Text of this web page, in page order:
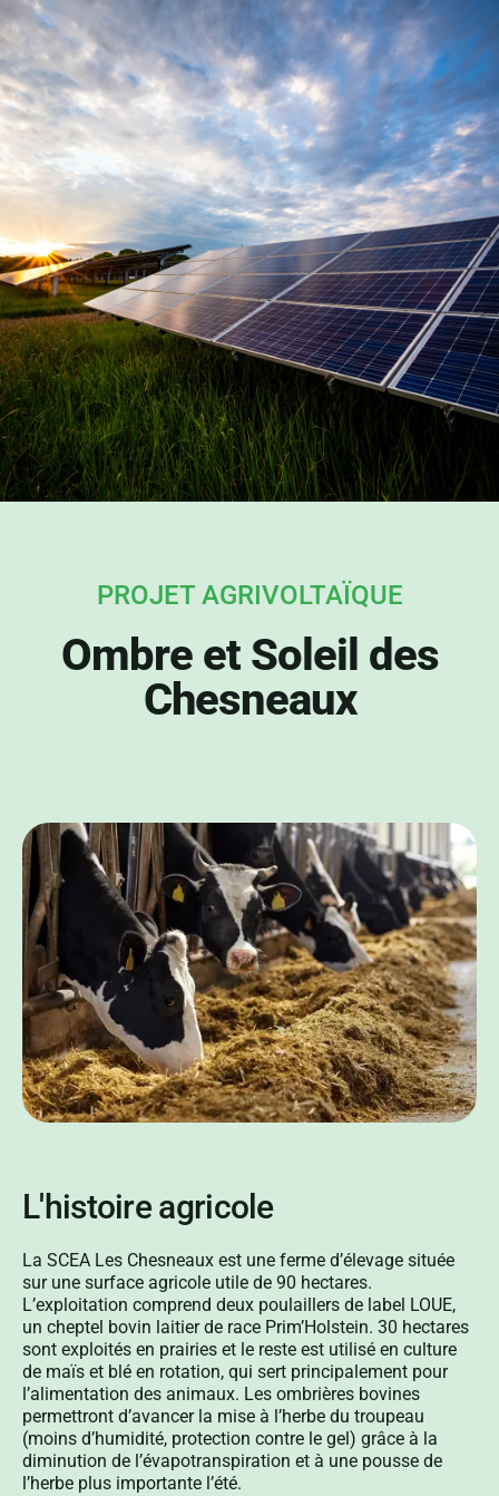
PROJET AGRIVOLTAÏQUE
Ombre et Soleil des
Chesneaux
L'histoire agricole
La SCEA Les Chesneaux est une ferme d’élevage située
sur une surface agricole utile de 90 hectares.
L’exploitation comprend deux poulaillers de label LOUE,
un cheptel bovin laitier de race Prim’Holstein. 30 hectares
sont exploités en prairies et le reste est utilisé en culture
de maïs et blé en rotation, qui sert principalement pour
l’alimentation des animaux. Les ombrières bovines
permettront d’avancer la mise à l’herbe du troupeau
(moins d’humidité, protection contre le gel) grâce à la
diminution de l’évapotranspiration et à une pousse de
l’herbe plus importante l’été.